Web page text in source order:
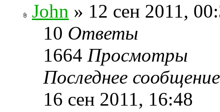
John » 12 сен 2011,
10 Ответы
1664 Просмотры
Последнее
16 сен 2011, 16:48